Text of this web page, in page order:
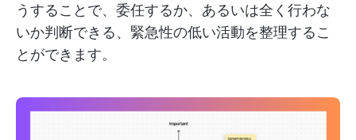
うすることで、委任するか、あるいは全く行わな
いか判断できる、緊急性の低い活動を整理するこ
とができます。